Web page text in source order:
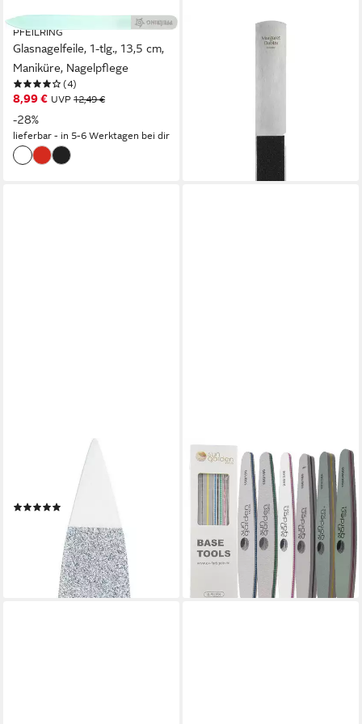
PFEILRING
Glasnagelfeile, 1-tlg., 13,5 cm,
Maniküre, Nagelpflege
(4)
8,99 € UVP 12,49 €
-28%
lieferbar - in 5-6 Werktagen bei dir
Glasnagelfeile Margaret
(39,00 €/ 100 g)
lieferbar - in 5-6 Werktagen bei dir
Saphir-Nagelfeile, 13 cm,
Maniküre, Nagelpflege
(15)
lieferbar - in 5-6 Werktagen bei dir
SUN GARDEN NAILS
Sandblatt-Nagelfeile Base
Tools Feilenset - Nagelfeile,
Gel-Nagelfeilen-Set
7,95 €
UVP 9,94 €
(1,33 €/ 1 Stk)
-20%
lieferbar - in 2-3 Werktagen bei dir